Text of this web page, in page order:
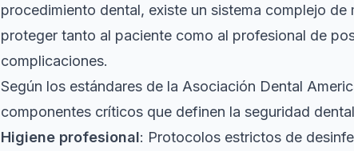
procedimiento dental, existe un sistema complejo de
proteger tanto al paciente como al profesional de
complicaciones.
Según los estándares de la Asociación Dental
componentes críticos que definen la seguridad
Higiene profesional: Protocolos estrictos de